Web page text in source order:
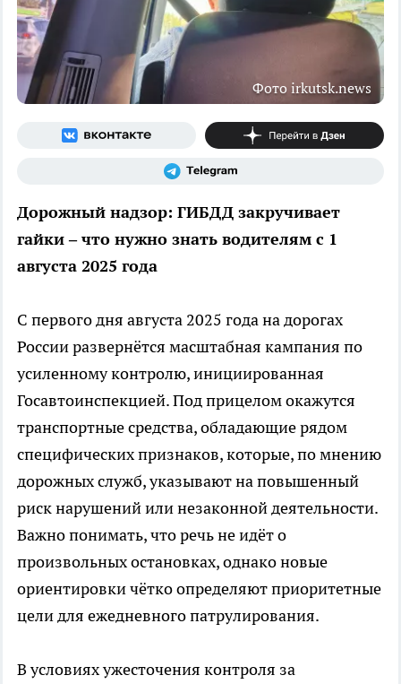
Фото irkutsk.news
Дорожный надзор: ГИБДД закручивает
гайки – что нужно знать водителям с 1
августа 2025 года
С первого дня августа 2025 года на дорогах
России развернётся масштабная кампания по
усиленному контролю, инициированная
Госавтоинспекцией. Под прицелом окажутся
транспортные средства, обладающие рядом
специфических признаков, которые, по мнению
дорожных служб, указывают на повышенный
риск нарушений или незаконной деятельности.
Важно понимать, что речь не идёт о
произвольных остановках, однако новые
ориентировки чётко определяют приоритетные
цели для ежедневного патрулирования.
В условиях ужесточения контроля за